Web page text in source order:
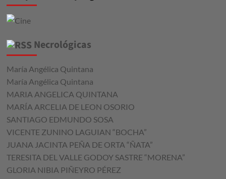
Necrológicas
María Angélica Quintana
María Angélica Quintana
MARIA ANGELICA QUINTANA
MARÍA ARCELIA DE LEON OSORIO
SANTIAGO EDMUNDO SOSA
VICENTE ZUNINO LAGUIAN “BOCHA”
JUANA JACINTA PEÑA DE ORTA “ÑATA”
TERESITA DEL VALLE GODOY SASTRE “MORENA”
GLORIA NIBIA PIÑEYRO PÉREZ